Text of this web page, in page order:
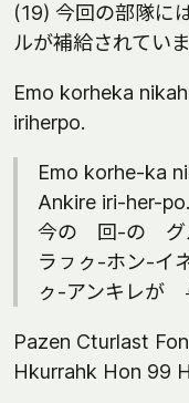
(19) 今回の部隊に
ルが補給されていま
Emo korheka
iriherpo.
Emo korhe-ka
Ankire iri-her-po.
今の 回-の グ
ラㇷㇰ-ホン-イ
ㇰ-アンキレが
Pazen Cturlast
Hkurrahk Hon 99